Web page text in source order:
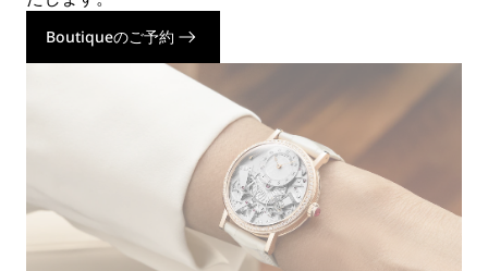
Boutiqueのご予約